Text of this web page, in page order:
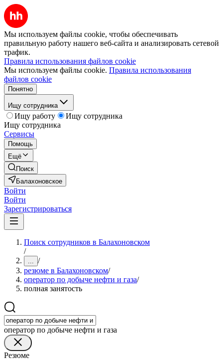
Мы используем файлы cookie, чтобы обеспечивать
правильную работу нашего веб-сайта и анализировать сетевой
трафик.
Правила использования файлов cookie
Мы используем файлы cookie. Правила использования
файлов cookie
Понятно
Ищу сотрудника
Ищу работу
Ищу сотрудника
Ищу сотрудника
Сервисы
Помощь
Ещё
Поиск
Балахоновское
Войти
Войти
Зарегистрироваться
Поиск сотрудников в Балахоновском
/
... /
резюме в Балахоновском/
оператор по добыче нефти и газа/
полная занятость
оператор по добыче нефти и газа
Резюме